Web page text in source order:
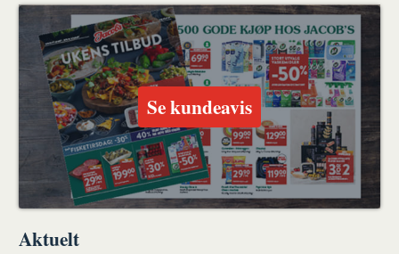
på
Facebook
på
Twitter
ut en
venn
Se kundeavis
Aktuelt